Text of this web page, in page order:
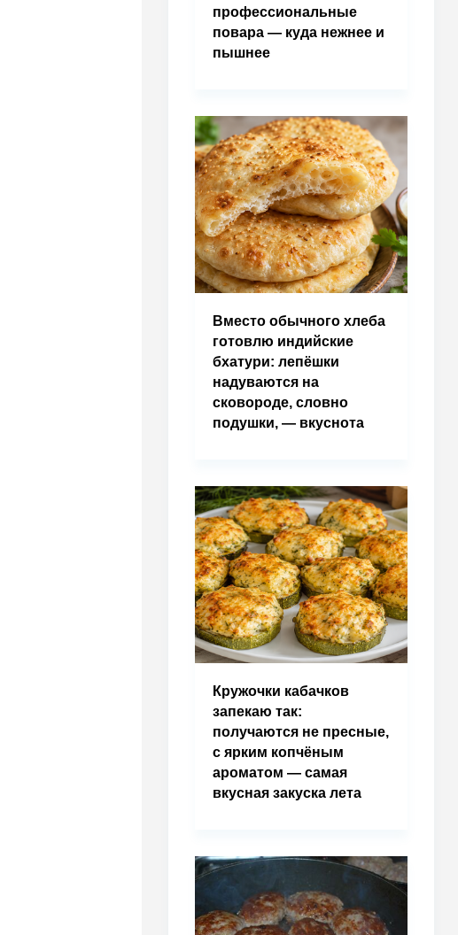
профессиональные
повара — куда нежнее и
пышнее
Вместо обычного хлеба
готовлю индийские
бхатури: лепёшки
надуваются на
сковороде, словно
подушки, — вкуснота
Кружочки кабачков
запекаю так:
получаются не пресные,
с ярким копчёным
ароматом — самая
вкусная закуска лета